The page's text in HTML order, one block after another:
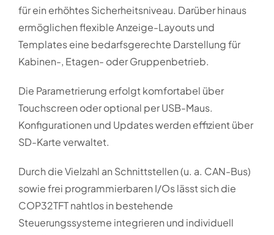
für ein erhöhtes Sicherheitsniveau. Darüber hinaus
ermöglichen flexible Anzeige-Layouts und
Templates eine bedarfsgerechte Darstellung für
Kabinen-, Etagen- oder Gruppenbetrieb.
Die Parametrierung erfolgt komfortabel über
Touchscreen oder optional per USB-Maus.
Konfigurationen und Updates werden effizient über
SD-Karte verwaltet.
Durch die Vielzahl an Schnittstellen (u. a. CAN-Bus)
sowie frei programmierbaren I/Os lässt sich die
COP32TFT nahtlos in bestehende
Steuerungssysteme integrieren und individuell